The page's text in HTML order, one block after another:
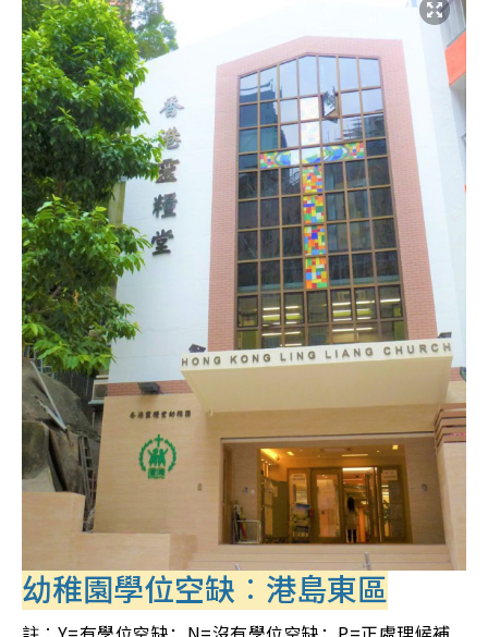
幼稚園學位空缺︰港島東區